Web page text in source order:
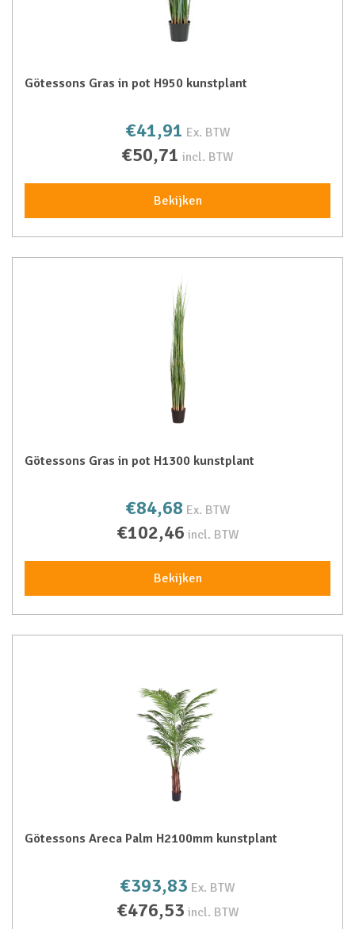
Götessons Gras in pot H950 kunstplant
€41,91 Ex. BTW
€50,71 incl. BTW
Bekijken
Götessons Gras in pot H1300 kunstplant
€84,68 Ex. BTW
€102,46 incl. BTW
Bekijken
Götessons Areca Palm H2100mm kunstplant
€393,83 Ex. BTW
€476,53 incl. BTW